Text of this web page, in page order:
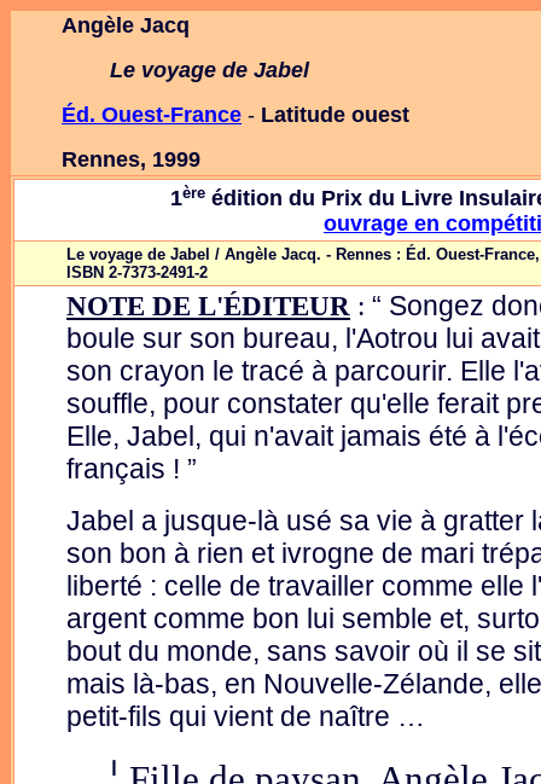
Angèle Jacq
Le voyage de Jabel
Éd. Ouest-France - Latitude ouest
Rennes, 1999
1ère édition du Prix du Livre
ouvrage en
Le voyage de Jabel / Angèle Jacq. - Rennes : Éd. Ouest-
ISBN 2-7373-2491-2
NOTE DE L'ÉDITEUR : “ Songez
boule sur son bureau, l'Aotrou lui
son crayon le tracé à parcourir. Elle
souffle, pour constater qu'elle ferait
Elle, Jabel, qui n'avait jamais été à
français ! ”
Jabel a jusque-là usé sa vie à gratter
son bon à rien et ivrogne de mari
liberté : celle de travailler comme elle
argent comme bon lui semble et,
bout du monde, sans savoir où il se
mais là-bas, en Nouvelle-Zélande,
petit-fils qui vient de naître …
❙